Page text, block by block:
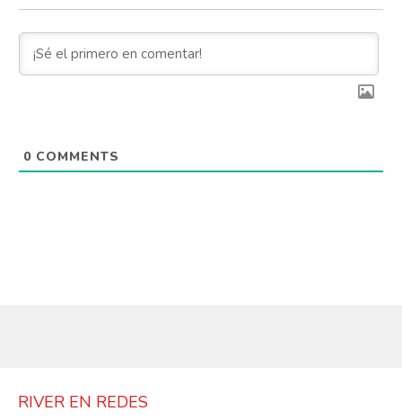
0 COMMENTS
RIVER EN REDES